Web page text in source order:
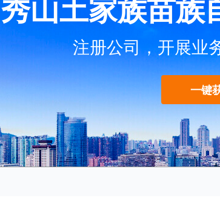
秀山土家族苗族
注册公司，开展业
一键